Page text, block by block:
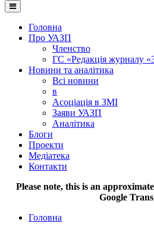
Головна
Про УАЗП
Членство
ГС «Редакція журналу
Новини та аналітика
Всі новини
в
Асоціація в ЗМІ
Заяви УАЗП
Аналітика
Блоги
Проекти
Медіатека
Контакти
Please note, this is an
Google
Головна